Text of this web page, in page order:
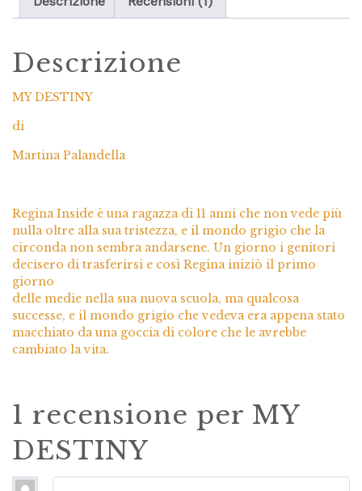
Descrizione
MY DESTINY
di
Martina Palandella
Regina Inside è una ragazza di 11 anni che non vede più
nulla oltre alla sua tristezza, e il mondo grigio che la
circonda non sembra andarsene. Un giorno i genitori
decisero di trasferirsi e così Regina iniziò il primo
giorno
delle medie nella sua nuova scuola, ma qualcosa
successe, e il mondo grigio che vedeva era appena stato
macchiato da una goccia di colore che le avrebbe
cambiato la vita.
1 recensione per MY
DESTINY